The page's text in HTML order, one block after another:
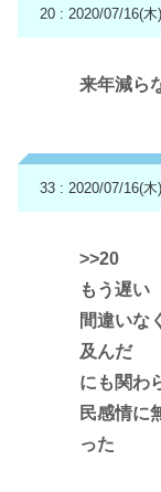
20 : 2020/07/16(
来年減ら
33 : 2020/07/16(
>>20
もう遅い
間違いな
及んだ
にも関わ
民感情に
った